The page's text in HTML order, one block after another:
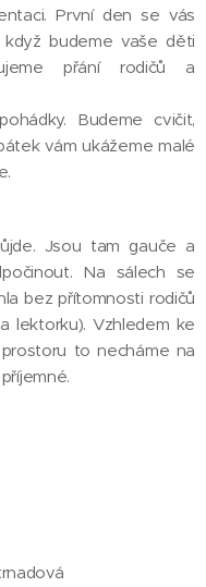
První den se vás
budeme vaše děti
přání rodičů a
Budeme cvičit,
vám ukážeme malé
Jsou tam gauče a
Na sálech se
bez přítomnosti rodičů
lektorku). Vzhledem ke
to necháme na